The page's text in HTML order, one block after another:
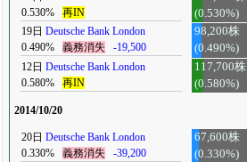
0.530%
再IN
(0.530%)
19日 Deutsche Bank London
0.490%
義務消失 -19,500
98,200株
(0.490%)
12日 Deutsche Bank London
0.580%
再IN
117,700株
(0.580%)
2014/10/20
20日 Deutsche Bank London
0.330%
義務消失 -39,200
67,600株
(0.330%)